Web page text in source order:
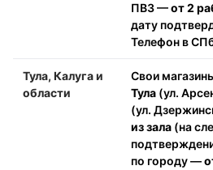
ПВЗ —от 2
дату
Телефон в
Тула, Калуга и
области
Свои
Тула (ул.
(ул.
из зала (на
по городу —